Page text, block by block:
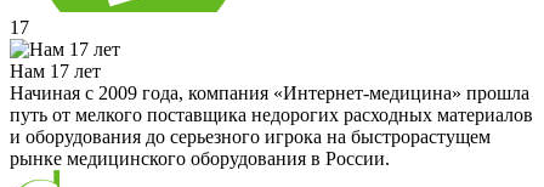
17
Нам 17 лет
Начиная с 2009 года, компания «Интернет-медицина» прошла
путь от мелкого поставщика недорогих расходных материалов
и оборудования до серьезного игрока на быстрорастущем
рынке медицинского оборудования в России.